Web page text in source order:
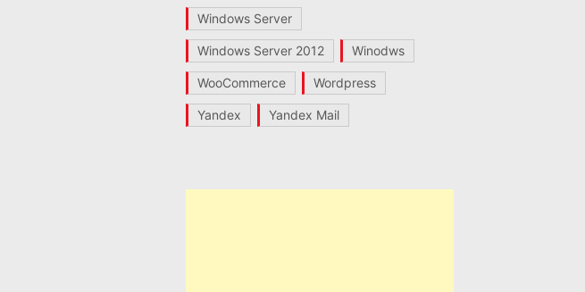
Windows Server
Windows Server 2012 Winodws
WooCommerce Wordpress
Yandex Yandex Mail